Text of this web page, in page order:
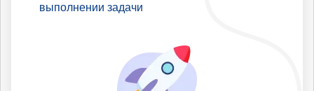
выполнении задачи